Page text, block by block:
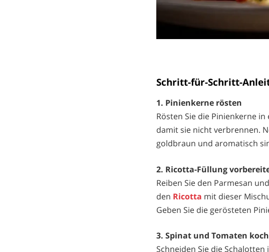
Schritt-für-Schritt-
1. Pinienkerne rösten
Rösten Sie die Pinienkerne
damit sie nicht verbrennen.
goldbraun und aromatisch
2. Ricotta-Füllung
Reiben Sie den Parmesan
den Ricotta mit dieser
Geben Sie die gerösteten
3. Spinat und Tomaten
Schneiden Sie die